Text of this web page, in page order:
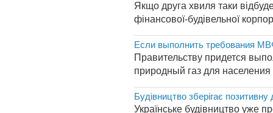
Якщо друга хвиля таки
фінансової-будівельної
Если выполнить требования
Правительству придется
природный газ для
Будівництво зберігає позитивну
Українське будівництво уже